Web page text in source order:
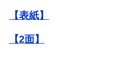
【表紙】
【2面】